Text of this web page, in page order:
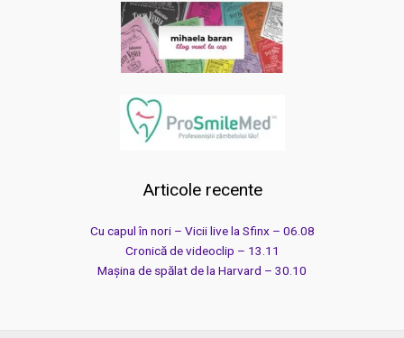
Articole recente
Cu capul în nori – Vicii live la Sfinx – 06.08
Cronică de videoclip – 13.11
Mașina de spălat de la Harvard – 30.10